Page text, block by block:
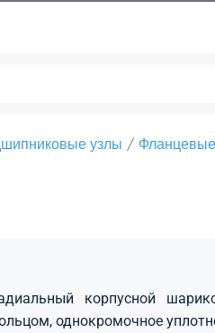
узлы Фланцевые
корпусной
однокромочное